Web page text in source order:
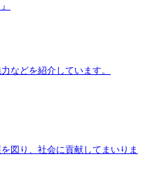
などを紹介しています。
図り、社会に貢献してまいりま